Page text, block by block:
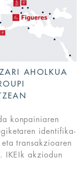
AHOLKUA
konpainiaren
identifika-
transakzioaren
IKEIk akziodun